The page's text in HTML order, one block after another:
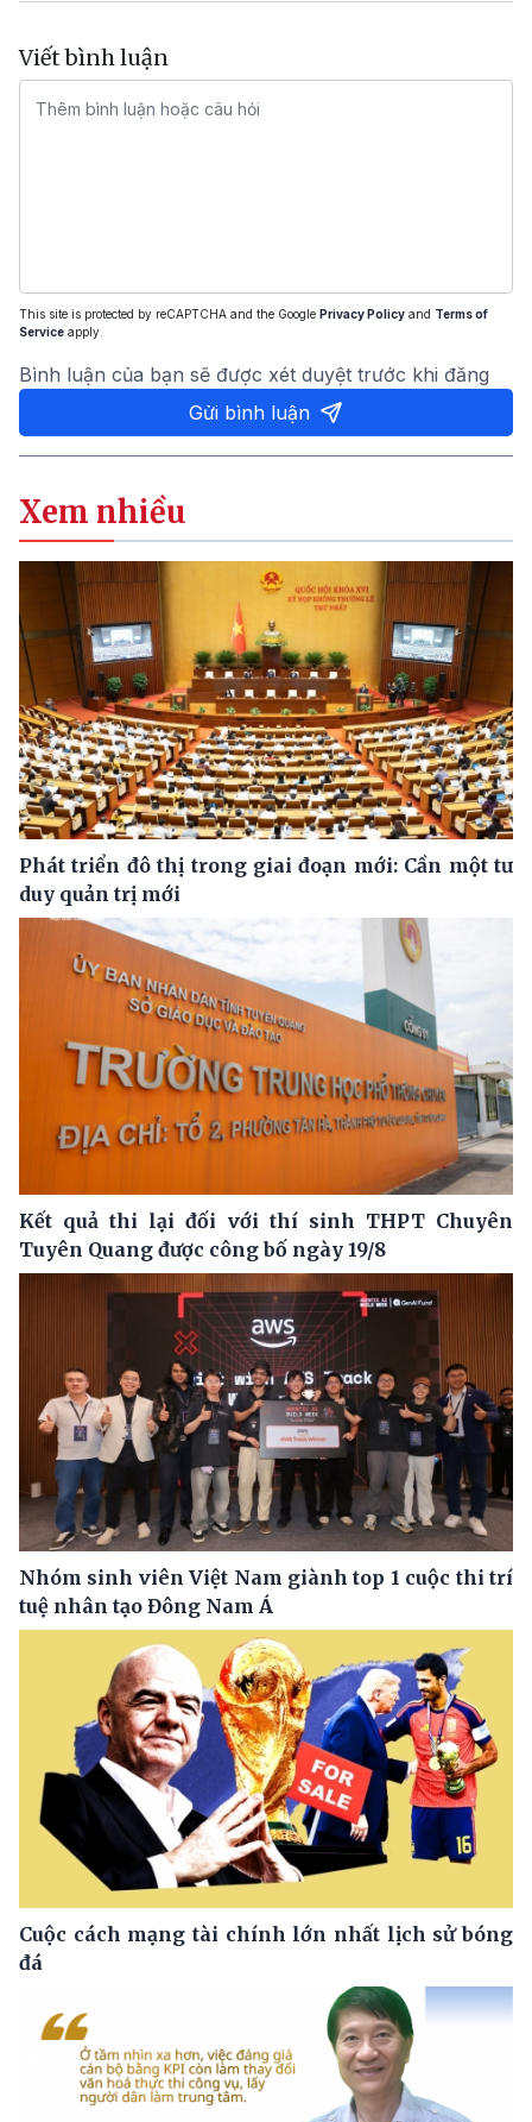
Viết bình luận
This site is protected by reCAPTCHA and the Google Privacy Policy and Terms of
Service apply.
Bình luận của bạn sẽ được xét duyệt trước khi đăng
Gửi bình luận
Xem nhiều
Phát triển đô thị trong giai đoạn mới: Cần một tư
duy quản trị mới
Kết quả thi lại đối với thí sinh THPT Chuyên
Tuyên Quang được công bố ngày 19/8
Nhóm sinh viên Việt Nam giành top 1 cuộc thi trí
tuệ nhân tạo Đông Nam Á
Cuộc cách mạng tài chính lớn nhất lịch sử bóng
đá